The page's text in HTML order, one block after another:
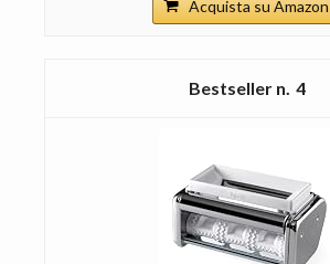
Acquista su Amazon
4